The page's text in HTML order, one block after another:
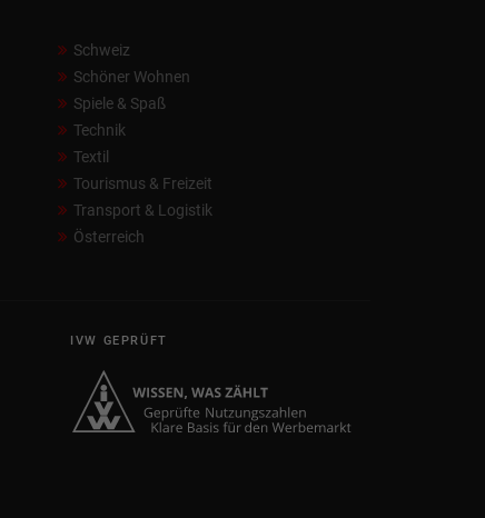
Schweiz
Schöner Wohnen
Spiele & Spaß
Technik
Textil
Tourismus & Freizeit
Transport & Logistik
Österreich
IVW GEPRÜFT